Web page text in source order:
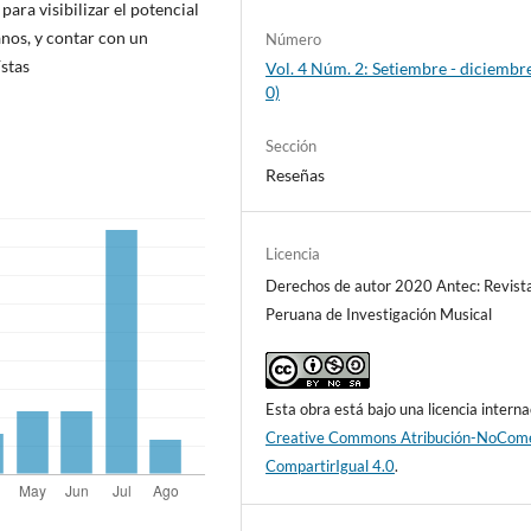
visibilizar el potencial
y contar con un
Número
Vol. 4 Núm. 2: Setiembre -
0)
Sección
Reseñas
Licencia
Derechos de autor 2020 Antec:
Peruana de Investigación Musical
Esta obra está bajo una licencia
Creative Commons Atribución-
CompartirIgual 4.0.